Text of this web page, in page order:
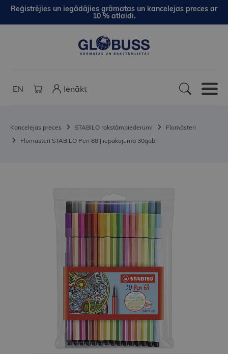
Reģistrējies un iegādājies grāmatas un kancelejas preces ar
10 % atlaidi.
EN Ienākt
Kancelejas preces STABILO rakstāmpiederumi
Flomāsteri
Flomasteri STABILO Pen 68 | iepakojumā 30gab.